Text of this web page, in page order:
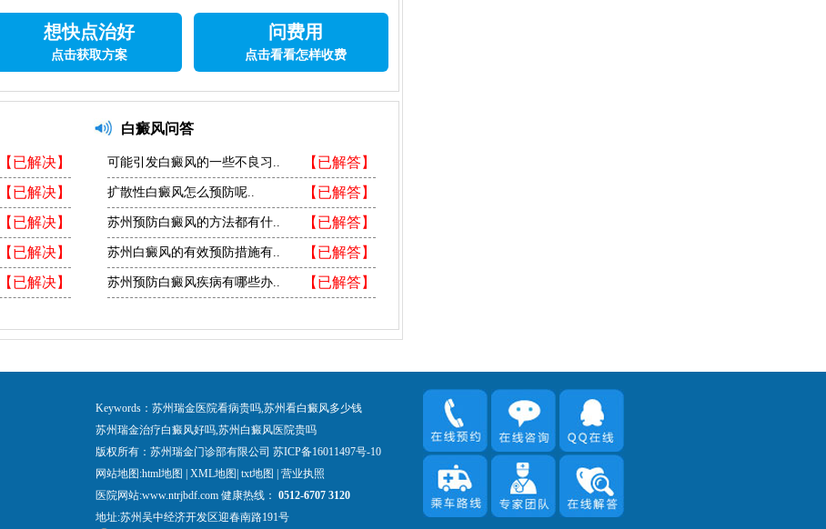
想快点治好
点击获取方案
问费用
点击看看怎样收费
【已解决】
【已解决】
【已解决】
【已解决】
【已解决】
白癜风问答
【已解答】
可能引发白癜风的一些不良习..
【已解答】
扩散性白癜风怎么预防呢..
【已解答】
苏州预防白癜风的方法都有什..
【已解答】
苏州白癜风的有效预防措施有..
【已解答】
苏州预防白癜风疾病有哪些办..
Keywords：苏州瑞金医院看病贵吗,苏州看白癜风多少钱
苏州瑞金治疗白癜风好吗,苏州白癜风医院贵吗
版权所有：苏州瑞金门诊部有限公司 苏ICP备16011497号-10
网站地图:html地图 XML地图 txt地图
营业执照
医院网站:www.ntrjbdf.com 健康热线： 0512-6707 3120
地址:苏州吴中经济开发区迎春南路191号